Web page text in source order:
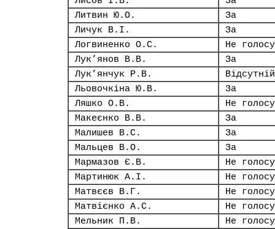
Литвин Ю.О.
За
Личук В.І.
За
Логвиненко О.С.
Не
Лук’янов В.В.
За
Лук’янчук Р.В.
Відсутній
Льовочкіна Ю.В.
За
Ляшко О.В.
Не
Макеєнко В.В.
За
Малишев В.С.
За
Мальцев В.О.
За
Мармазов Є.В.
Не
Мартинюк А.І.
Не
Матвєєв В.Г.
Не
Матвієнко А.С.
Не
Мельник П.В.
Не